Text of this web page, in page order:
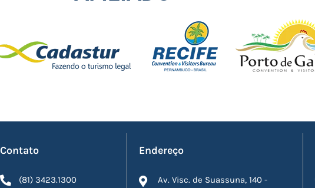
Contato
(81) 3423.1300
Endereço
Av. Visc. de Suassuna, 140 -